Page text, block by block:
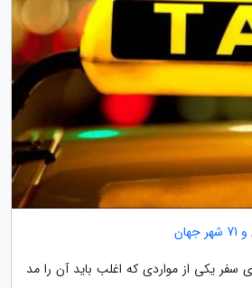
سفر یکی از مواردی که اغلب باید آن را مد